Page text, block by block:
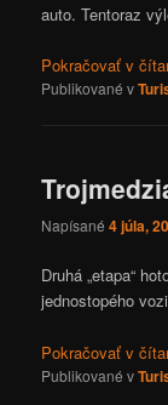
auto. Tentoraz
Pokračovať v
Publikované v
Napísané4 júla,
Druhá „etapa“
jednostopého
Pokračovať v
Publikované v